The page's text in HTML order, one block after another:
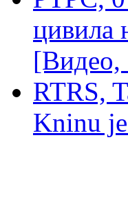
цивила
RTRS,
Kninu